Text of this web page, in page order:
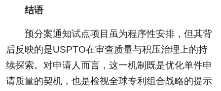
结语
预分案通知试点项目虽为程序性安排，但其背
后反映的是USPTO在审查质量与积压治理上的持
续探索。对申请人而言，这一机制既是优化单件申
请质量的契机，也是检视全球专利组合战略的提示